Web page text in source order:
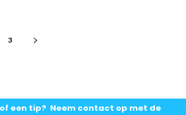
3
of een tip? Neem contact op met de